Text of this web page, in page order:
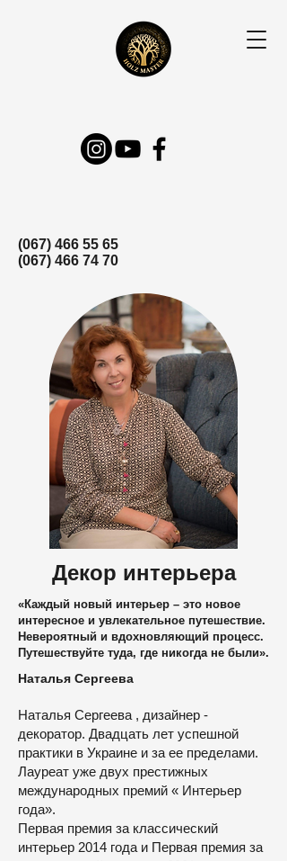
(067) 466 55 65
(067) 466 74 70
Декор интерьера
«Каждый новый интерьер – это новое
интересное и увлекательное путешествие.
Невероятный и вдохновляющий процесс.
Путешествуйте туда, где никогда не были».
Наталья Сергеева
Наталья Сергеева , дизайнер -
декоратор. Двадцать лет успешной
практики в Украине и за ее пределами.
Лауреат уже двух престижных
международных премий « Интерьер
года».
Первая премия за классический
интерьер 2014 года и Первая премия за